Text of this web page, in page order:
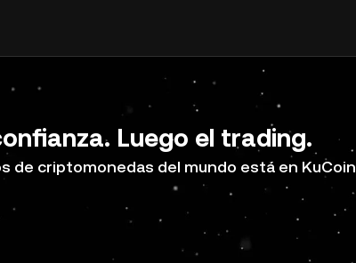
Luego el trading.
de criptomonedas del mundo está en KuCoin